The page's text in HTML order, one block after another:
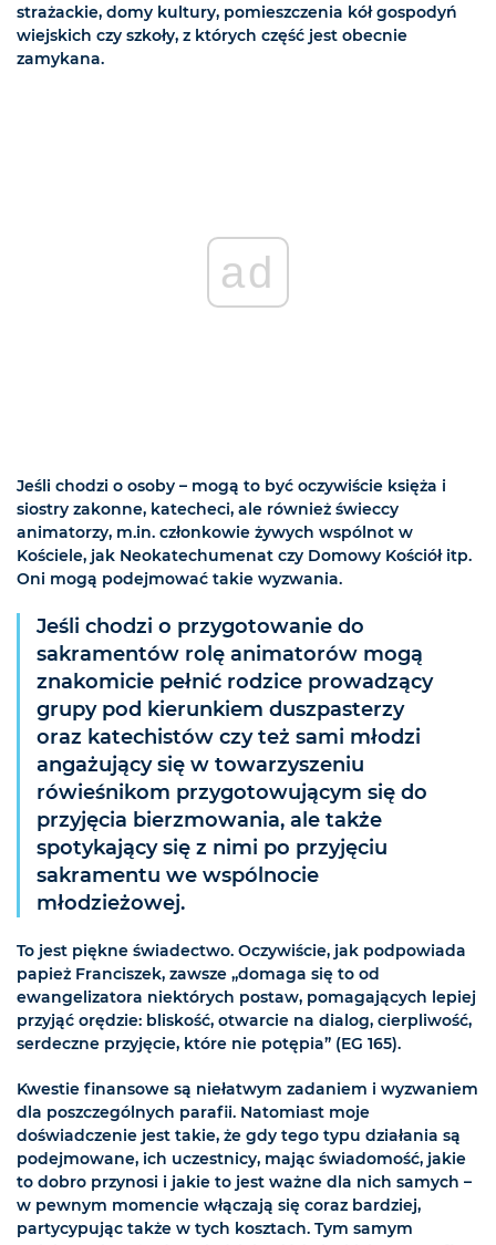
strażackie, domy kultury, pomieszczenia kół gospodyń
wiejskich czy szkoły, z których część jest obecnie
zamykana.
ad
Jeśli chodzi o osoby – mogą to być oczywiście księża i
siostry zakonne, katecheci, ale również świeccy
animatorzy, m.in. członkowie żywych wspólnot w
Kościele, jak Neokatechumenat czy Domowy Kościół itp.
Oni mogą podejmować takie wyzwania.
Jeśli chodzi o przygotowanie do
sakramentów rolę animatorów mogą
znakomicie pełnić rodzice prowadzący
grupy pod kierunkiem duszpasterzy
oraz katechistów czy też sami młodzi
angażujący się w towarzyszeniu
rówieśnikom przygotowującym się do
przyjęcia bierzmowania, ale także
spotykający się z nimi po przyjęciu
sakramentu we wspólnocie
młodzieżowej.
To jest piękne świadectwo. Oczywiście, jak podpowiada
papież Franciszek, zawsze „domaga się to od
ewangelizatora niektórych postaw, pomagających lepiej
przyjąć orędzie: bliskość, otwarcie na dialog, cierpliwość,
serdeczne przyjęcie, które nie potępia” (EG 165).
Kwestie finansowe są niełatwym zadaniem i wyzwaniem
dla poszczególnych parafii. Natomiast moje
doświadczenie jest takie, że gdy tego typu działania są
podejmowane, ich uczestnicy, mając świadomość, jakie
to dobro przynosi i jakie to jest ważne dla nich samych –
w pewnym momencie włączają się coraz bardziej,
partycypując także w tych kosztach. Tym samym